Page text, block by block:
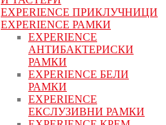
EXPERIENCE ПРИКЛУЧНИЦИ
EXPERIENCE РАМКИ
EXPERIENCE
АНТИБАКТЕРИСКИ
РАМКИ
EXPERIENCE БЕЛИ
РАМКИ
EXPERIENCE
ЕКСЛУЗИВНИ РАМКИ